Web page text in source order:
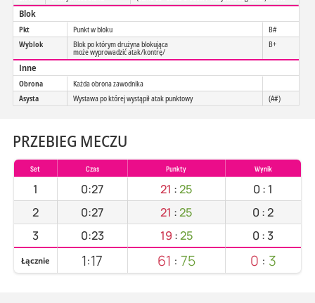
Blok
Pkt Punkt w bloku
B#
Wyblok
Blok po którym drużyna blokująca
może wyprowadzić atak/kontrę/
B+
Inne
Obrona
Każda obrona zawodnika
Asysta
Wystawa po której wystąpił atak punktowy (A#)
PRZEBIEG MECZU
Set Czas Punkty Wynik
1 0:27 21 :25 0 : 1
2
0:27 21 :25 0 :2
3
0:23 19 :25 0 :3
Łącznie 1:17 61 : 75 0 : 3